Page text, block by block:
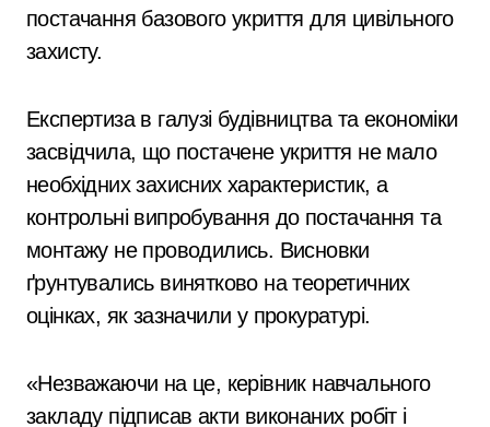
постачання базового укриття для цивільного
захисту.
Експертиза в галузі будівництва та економіки
засвідчила, що постачене укриття не мало
необхідних захисних характеристик, а
контрольні випробування до постачання та
монтажу не проводились. Висновки
ґрунтувались винятково на теоретичних
оцінках, як зазначили у прокуратурі.
«Незважаючи на це, керівник навчального
закладу підписав акти виконаних робіт і